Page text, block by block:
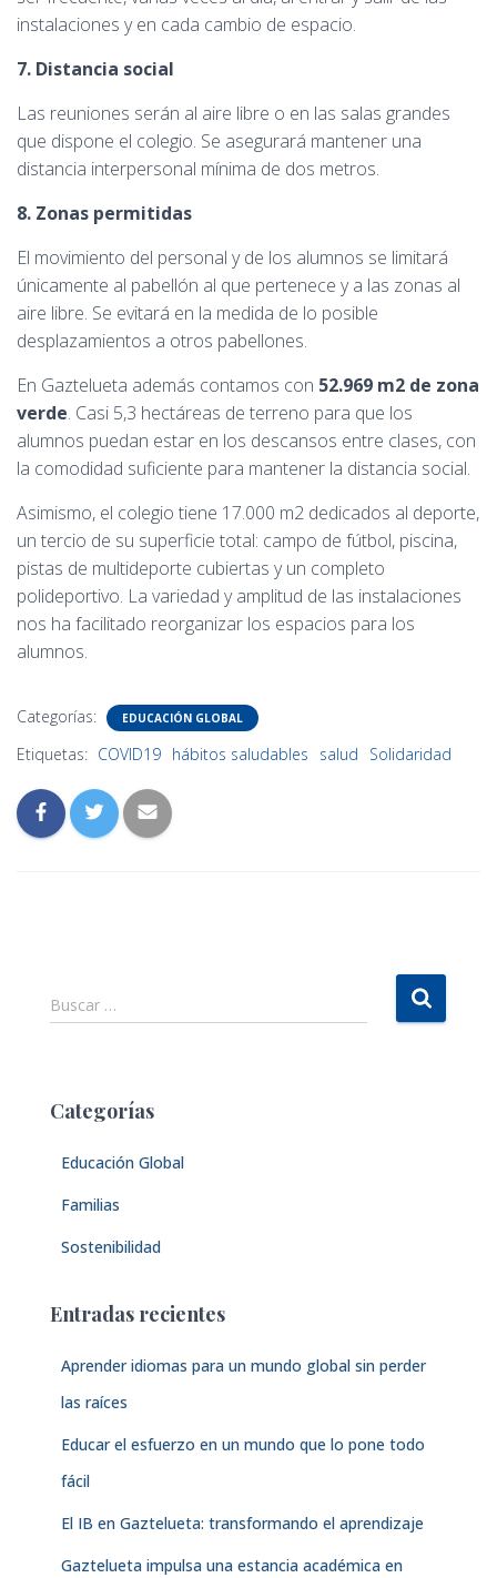
instalaciones y en cada cambio de espacio.
7. Distancia social
Las reuniones serán al aire libre o en las salas grandes
que dispone el colegio. Se asegurará mantener una
distancia interpersonal mínima de dos metros.
8. Zonas permitidas
El movimiento del personal y de los alumnos se limitará
únicamente al pabellón al que pertenece y a las zonas al
aire libre. Se evitará en la medida de lo posible
desplazamientos a otros pabellones.
En Gaztelueta además contamos con 52.969 m2 de zona
verde. Casi 5,3 hectáreas de terreno para que los
alumnos puedan estar en los descansos entre clases, con
la comodidad suficiente para mantener la distancia social.
Asimismo, el colegio tiene 17.000 m2 dedicados al deporte,
un tercio de su superficie total: campo de fútbol, piscina,
pistas de multideporte cubiertas y un completo
polideportivo. La variedad y amplitud de las instalaciones
nos ha facilitado reorganizar los espacios para los
alumnos.
Categorías: EDUCACIÓN GLOBAL
Etiquetas: COVID19 hábitos saludables salud Solidaridad
B
u
r
Buscar …
Categorías
Educación Global
Familias
Sostenibilidad
Entradas recientes
Aprender idiomas para un mundo global sin perder
las raíces
Educar el esfuerzo en un mundo que lo pone todo
fácil
El IB en Gaztelueta: transformando el aprendizaje
Gaztelueta impulsa una estancia académica en